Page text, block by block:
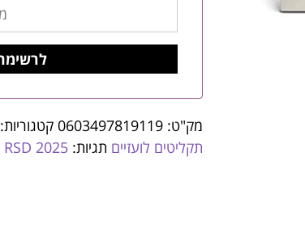
מק"ט: 0603497819119 קטגוריות:
תקליטים לועזיים תגיות: RSD 2025